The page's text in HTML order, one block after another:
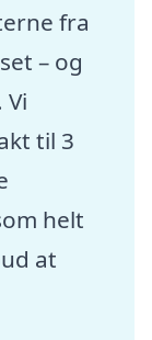
fra
– og
til 3
helt
at